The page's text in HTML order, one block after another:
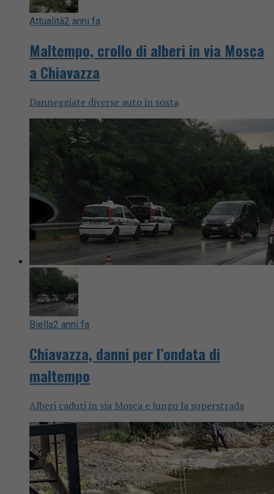
Attualità2 anni fa
Maltempo, crollo di alberi in via Mosca
a Chiavazza
Danneggiate diverse auto in sosta
Biella2 anni fa
Chiavazza, danni per l’ondata di
maltempo
Alberi caduti in via Mosca e lungo la superstrada